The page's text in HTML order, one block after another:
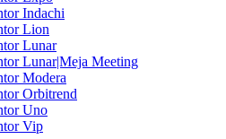
Indachi
Lion
Lunar
Lunar|Meja Meeting
Modera
Orbitrend
Uno
Vip